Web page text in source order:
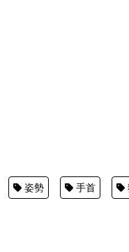
姿勢 手首